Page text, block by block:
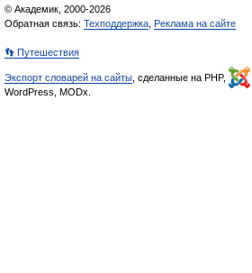
© Академик, 2000-2026
Обратная связь: Техподдержка Реклама на сайте
👣 Путешествия
Экспорт словарей на сайты , сделанные на PHP,
WordPress, MODx.